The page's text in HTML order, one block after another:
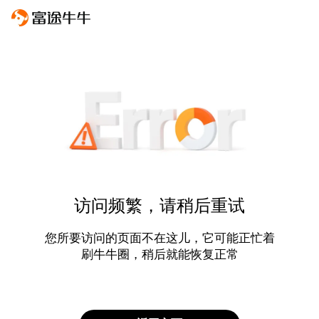
访问频繁，请稍后重试
您所要访问的页面不在这儿，它可能正忙着
刷牛牛圈，稍后就能恢复正常